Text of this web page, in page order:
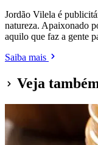
Jordão Vilela é
natureza. Apaixonado
aquilo que faz a gente
Saiba mais
Veja